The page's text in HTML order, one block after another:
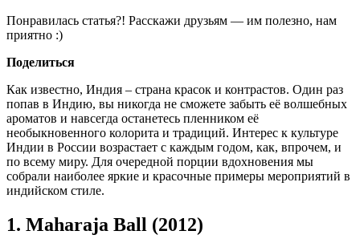
Понравилась статья?! Расскажи друзьям — им полезно, нам
приятно :)
Поделиться
Как известно, Индия – страна красок и контрастов. Один раз
попав в Индию, вы никогда не сможете забыть её волшебных
ароматов и навсегда останетесь пленником её
необыкновенного колорита и традиций. Интерес к культуре
Индии в России возрастает с каждым годом, как, впрочем, и
по всему миру. Для очередной порции вдохновения мы
собрали наиболее яркие и красочные примеры мероприятий в
индийском стиле.
1. Maharaja Ball (2012)